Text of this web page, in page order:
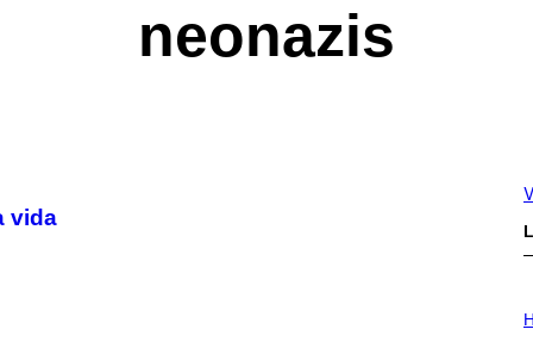
neonazis
vida
L